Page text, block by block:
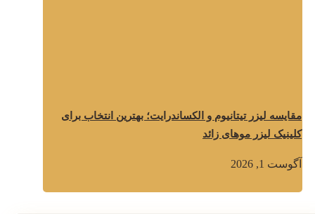
مقایسه لیزر تیتانیوم و الکساندرایت؛ بهترین انتخاب برای
کلینیک لیزر موهای زائد
آگوست 1, 2026